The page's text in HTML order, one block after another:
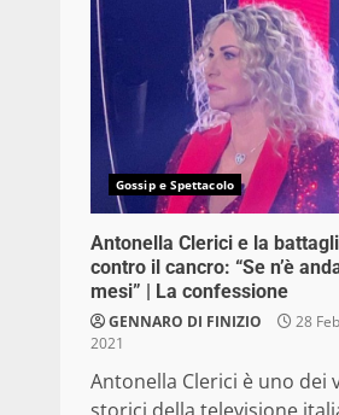
Gossip e Spettacolo
Antonella Clerici e la
contro il cancro: “Se n’è
mesi” | La confessione
GENNARO DI FINIZIO
28
2021
Antonella Clerici è uno dei